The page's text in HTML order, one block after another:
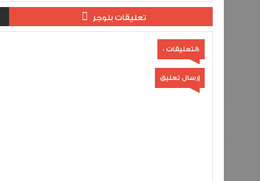
تعليقات بلوجر
0 التعليقات:
إرسال تعليق